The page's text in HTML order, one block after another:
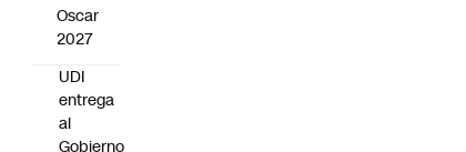
Oscar
2027
UDI
entrega
al
Gobierno